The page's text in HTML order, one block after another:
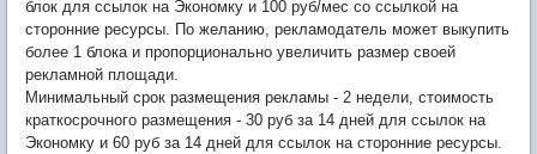
блок для ссылок на Экономку и 100 руб/мес со ссылкой на
сторонние ресурсы. По желанию, рекламодатель может выкупить
более 1 блока и пропорционально увеличить размер своей
рекламной площади.
Минимальный срок размещения рекламы - 2 недели, стоимость
краткосрочного размещения - 30 руб за 14 дней для ссылок на
Экономку и 60 руб за 14 дней для ссылок на сторонние ресурсы.